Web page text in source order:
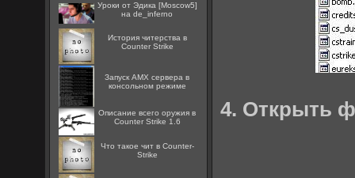
Уроки от Эдика [Moscow5]
на de_inferno
История читерства в
Counter Strike
Запуск AMX сервера в
консольном режиме
Описание всего оружия в
Counter Strike 1.6
Что такое чит в Counter-
Strike
4. Открыть